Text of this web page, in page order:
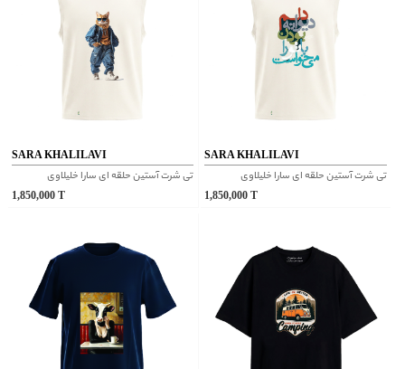
SARA KHALILAVI
تی شرت آستین حلقه ای سارا خلیلاوی
1,850,000T
SARA KHALILAVI
تی شرت آستین حلقه ای سارا خلیلاوی
1,850,000 T